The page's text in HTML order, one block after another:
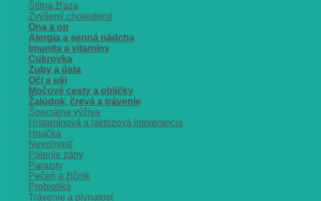
Štítna žľaza
Zvýšený cholesterol
Ona a on
Alergia a senná nádcha
Imunita a vitamíny
Cukrovka
Zuby a ústa
Oči a uši
Močové cesty a obličky
Žalúdok, črevá a trávenie
Špeciálna výživa
Histamínová a laktózová intolerancia
Hnačka
Nevoľnosť
Pálenie záhy
Parazity
Pečeň a žlčník
Probiotiká
Trávenie a plynatosť